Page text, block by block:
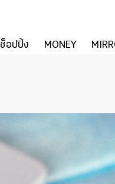
ช็อปปิ้ง MONEY